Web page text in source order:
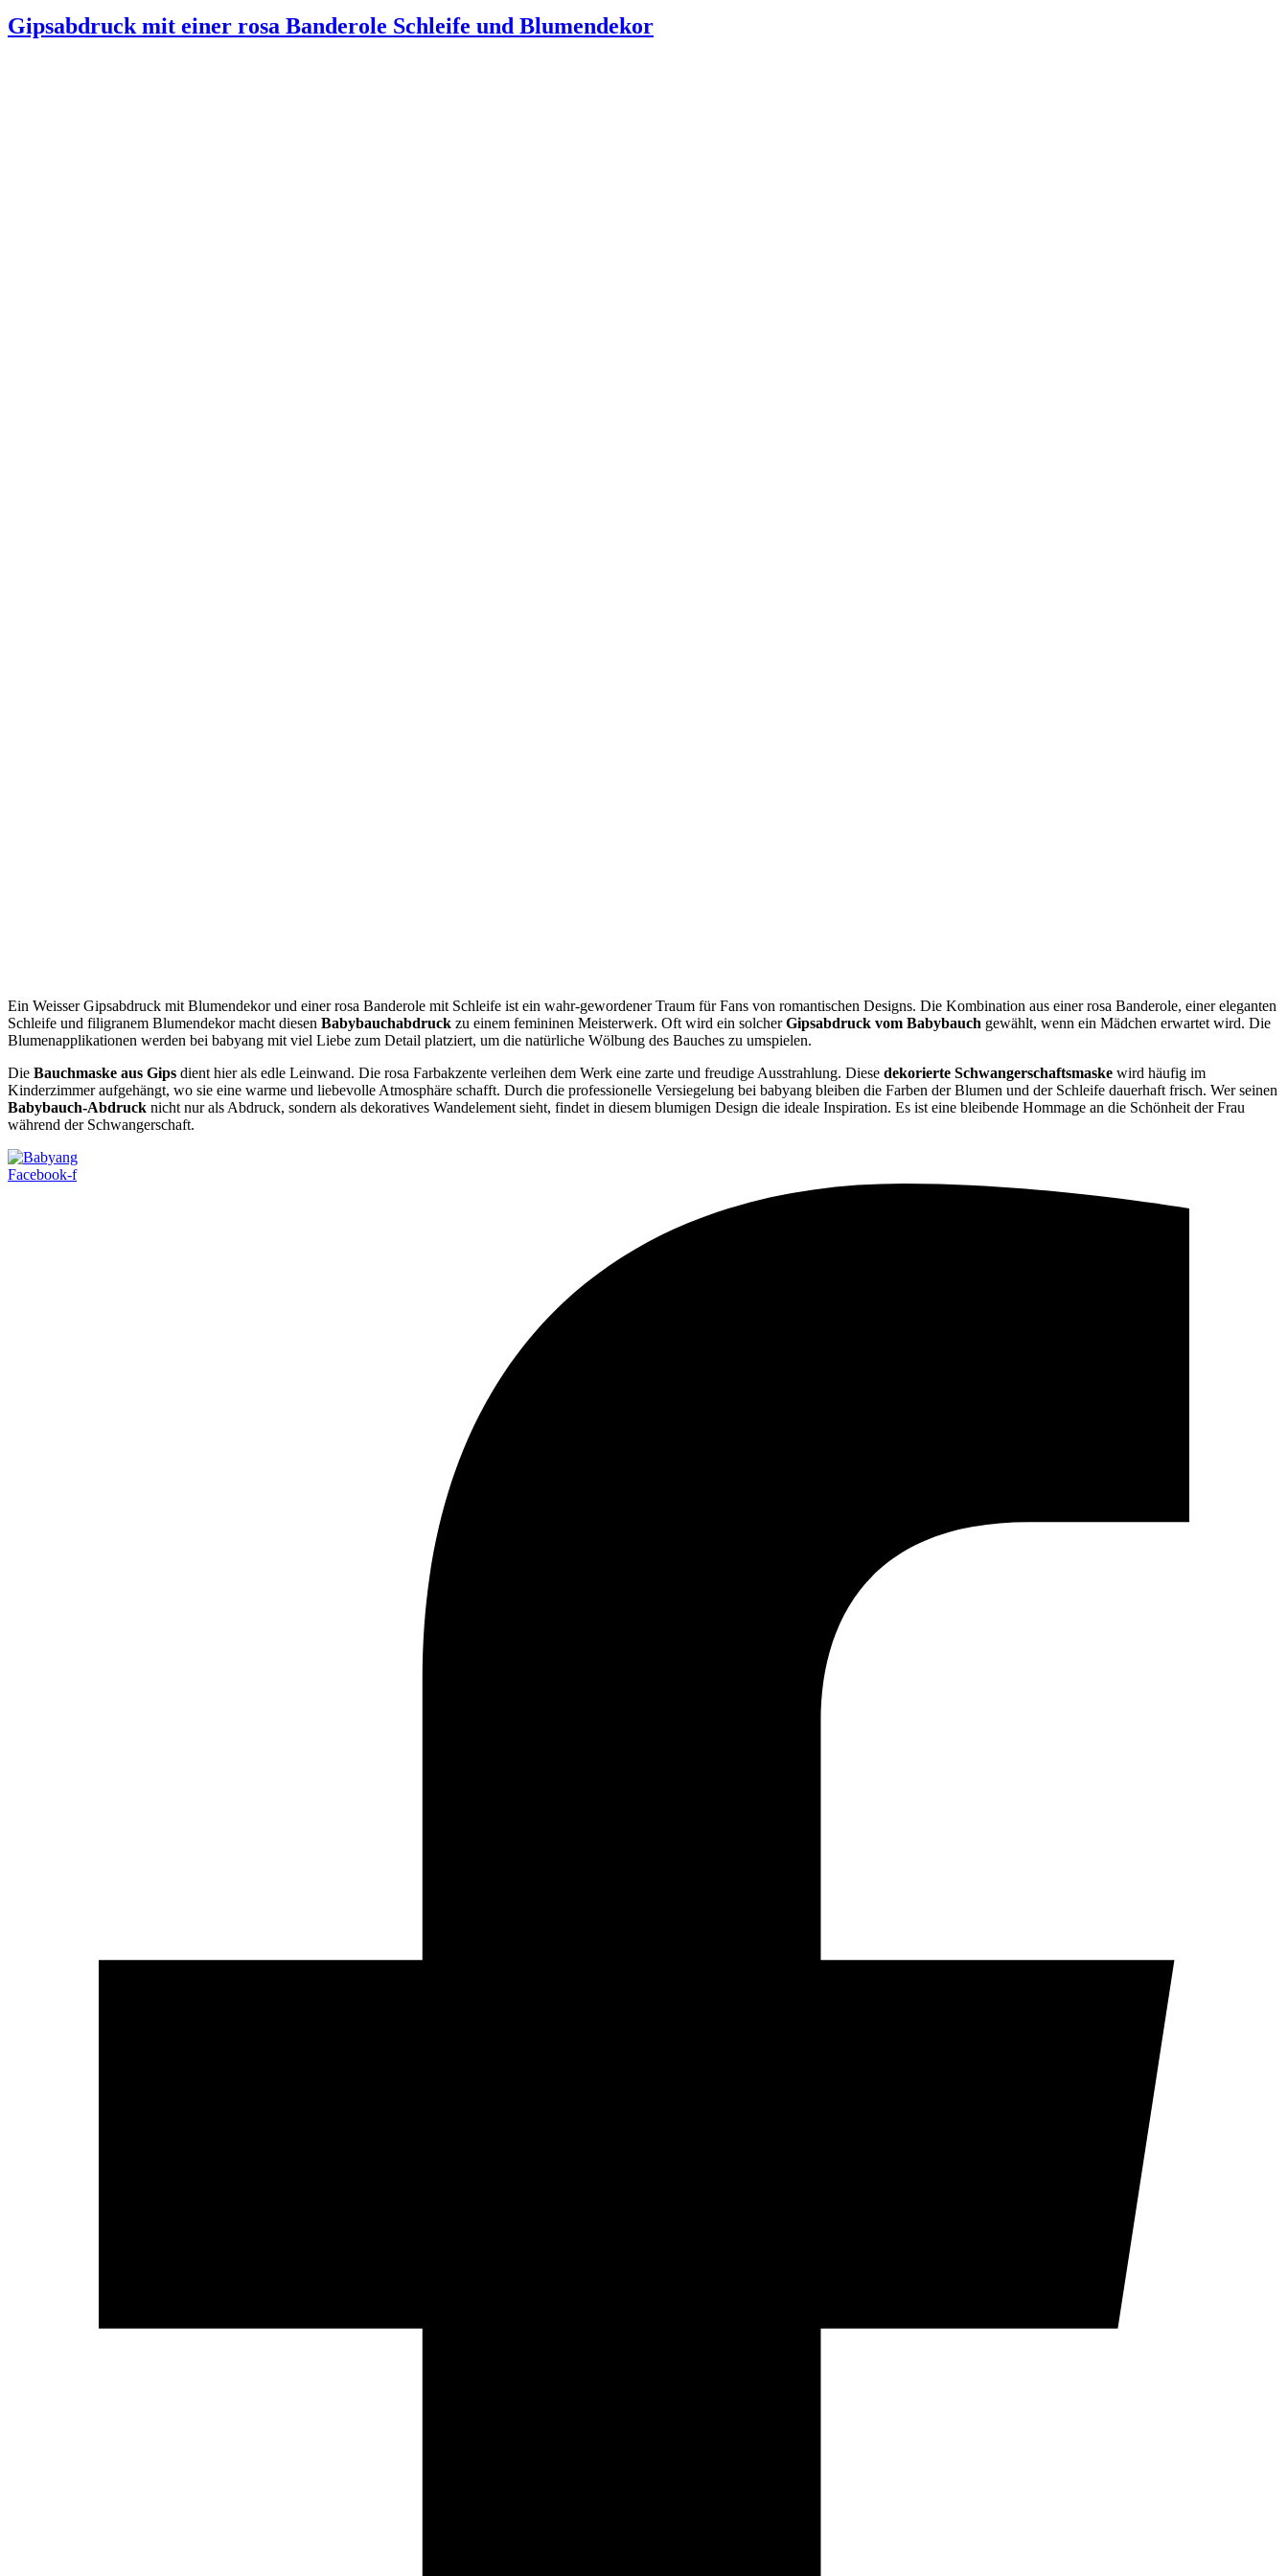
Gipsabdruck mit einer rosa Banderole Schleife und Blumendekor
Ein Weisser Gipsabdruck mit Blumendekor und einer rosa Banderole mit Schleife ist ein wahr-gewordener Traum für Fans von romantischen Designs. Die Kombination aus einer rosa Banderole, einer eleganten
Schleife und filigranem Blumendekor macht diesen Babybauchabdruck zu einem femininen Meisterwerk. Oft wird ein solcherGipsabdruck vom Babybauch gewählt, wenn ein Mädchen erwartet wird. Die
Blumenapplikationen werden bei babyang mit viel Liebe zum Detail platziert, um die natürliche Wölbung des Bauches zu umspielen.
Die Bauchmaske aus Gips dient hier als edle Leinwand. Die rosa Farbakzente verleihen dem Werk eine zarte und freudige Ausstrahlung. Diese dekorierte Schwangerschaftsmaske wird häufig im
Kinderzimmer aufgehängt, wo sie eine warme und liebevolle Atmosphäre schafft. Durch die professionelle Versiegelung bei babyang bleiben die Farben der Blumen und der Schleife dauerhaft frisch. Wer seinen
Babybauch-Abdruck nicht nur als Abdruck, sondern als dekoratives Wandelement sieht, findet in diesem blumigen Design die ideale Inspiration. Es ist eine bleibende Hommage an die Schönheit der Frau
während der Schwangerschaft.
Facebook-f